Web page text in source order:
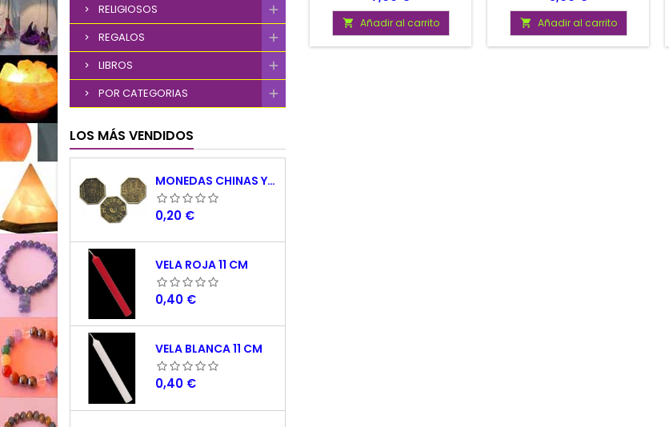
RELIGIOSOS
REGALOS
LIBROS
POR CATEGORIAS
LOS MÁS VENDIDOS
MONEDAS CHINAS YING YANG
Precio
0,20 €
VELA ROJA 11 CM
Precio
0,40 €
VELA BLANCA 11 CM
Precio
0,40 €
 Añadir al carrito
x 2 cm.
 Añadir al carrito